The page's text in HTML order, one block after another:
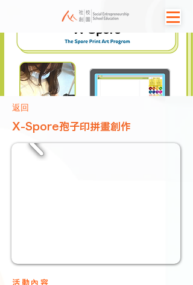
返回
X-Spore孢子印拼畫創作
​活動內容